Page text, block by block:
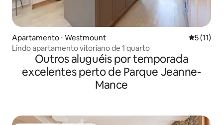
Apartamento ⋅ Westmount 5 de uma
5 (11)
Lindo apartamento vitoriano de 1 quarto
Outros aluguéis por temporada
excelentes perto de Parque Jeanne-
Mance